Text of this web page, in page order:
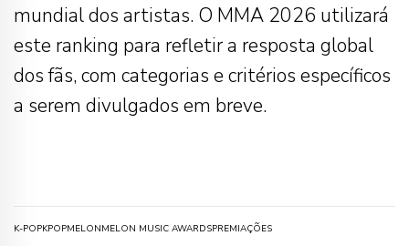
mundial dos artistas. O MMA 2026 utilizará
este ranking para refletir a resposta global
dos fãs, com categorias e critérios específicos
a serem divulgados em breve.
K-POPKPOPMELONMELON MUSIC AWARDSPREMIAÇÕES